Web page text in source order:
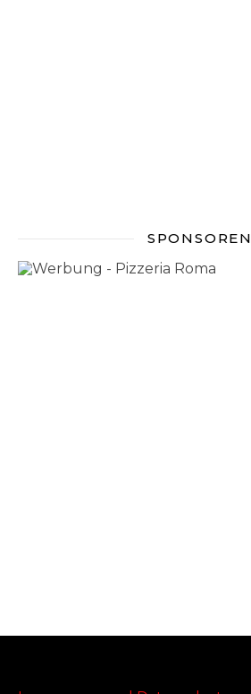
SPONSOREN